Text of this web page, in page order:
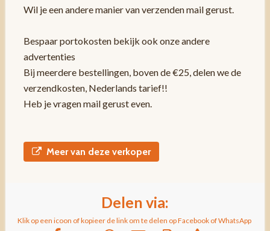
Wil je een andere manier van verzenden mail gerust.
Bespaar portokosten bekijk ook onze andere
advertenties
Bij meerdere bestellingen, boven de €25, delen we de
verzendkosten, Nederlands tarief!!
Heb je vragen mail gerust even.
Meer van deze verkoper
Delen via:
Klik op een icoon of kopieer de link om te delen op Facebook of WhatsApp